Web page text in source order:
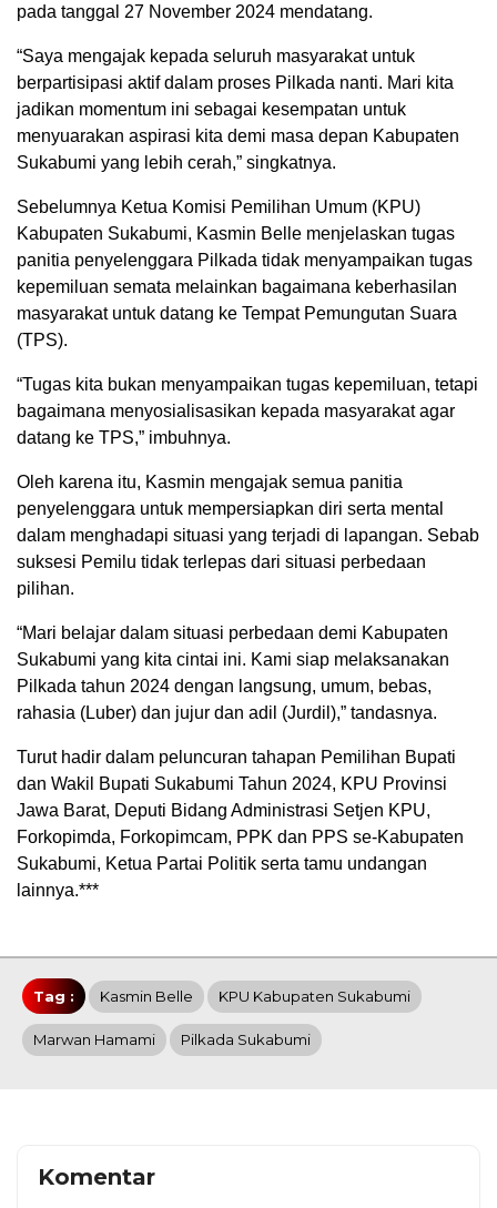
pada tanggal 27 November 2024 mendatang.
“Saya mengajak kepada seluruh masyarakat untuk
berpartisipasi aktif dalam proses Pilkada nanti. Mari kita
jadikan momentum ini sebagai kesempatan untuk
menyuarakan aspirasi kita demi masa depan Kabupaten
Sukabumi yang lebih cerah,” singkatnya.
Sebelumnya Ketua Komisi Pemilihan Umum (KPU)
Kabupaten Sukabumi, Kasmin Belle menjelaskan tugas
panitia penyelenggara Pilkada tidak menyampaikan tugas
kepemiluan semata melainkan bagaimana keberhasilan
masyarakat untuk datang ke Tempat Pemungutan Suara
(TPS).
“Tugas kita bukan menyampaikan tugas kepemiluan, tetapi
bagaimana menyosialisasikan kepada masyarakat agar
datang ke TPS,” imbuhnya.
Oleh karena itu, Kasmin mengajak semua panitia
penyelenggara untuk mempersiapkan diri serta mental
dalam menghadapi situasi yang terjadi di lapangan. Sebab
suksesi Pemilu tidak terlepas dari situasi perbedaan
pilihan.
“Mari belajar dalam situasi perbedaan demi Kabupaten
Sukabumi yang kita cintai ini. Kami siap melaksanakan
Pilkada tahun 2024 dengan langsung, umum, bebas,
rahasia (Luber) dan jujur dan adil (Jurdil),” tandasnya.
Turut hadir dalam peluncuran tahapan Pemilihan Bupati
dan Wakil Bupati Sukabumi Tahun 2024, KPU Provinsi
Jawa Barat, Deputi Bidang Administrasi Setjen KPU,
Forkopimda, Forkopimcam, PPK dan PPS se-Kabupaten
Sukabumi, Ketua Partai Politik serta tamu undangan
lainnya.***
Tag : Kasmin Belle KPU Kabupaten Sukabumi
Marwan Hamami Pilkada Sukabumi
Komentar